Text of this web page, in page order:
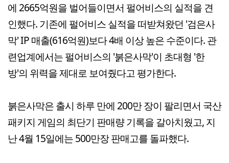
에 2665억원을 벌어들이면서 펄어비스의 실적을 견
인했다. 기존에 펄어비스 실적을 떠받쳐왔던 '검은사
막' IP 매출(616억원)보다 4배 이상 높은 수준이다. 관
련업계에서는 펄어비스의 '붉은사막'이 초대형 '한
방'의 위력을 제대로 보여줬다고 평가한다.
붉은사막은 출시 하루 만에 200만 장이 팔리면서 국산
패키지 게임의 최단기 판매량 기록을 갈아치웠고, 지
난 4월 15일에는 500만장 판매고를 돌파했다.